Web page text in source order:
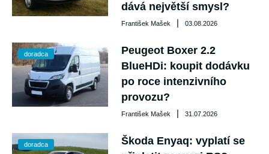
dává největší smysl?
František Mašek | 03.08.2026
doradca
Peugeot Boxer 2.2
BlueHDi: koupit dodávku
po roce intenzivního
provozu?
František Mašek | 31.07.2026
doradca
Škoda Enyaq: vyplatí se